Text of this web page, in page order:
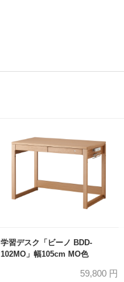
学習デスク「ビーノ BDD-
102MO」幅105cm MO色
59,800 円